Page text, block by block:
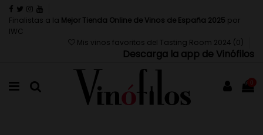
Finalistas a la Mejor Tienda Online de Vinos de España 2025 por
IWC
Mis vinos favoritos del Tasting Room 2024 (0 )
Descarga la app de Vinófilos
0